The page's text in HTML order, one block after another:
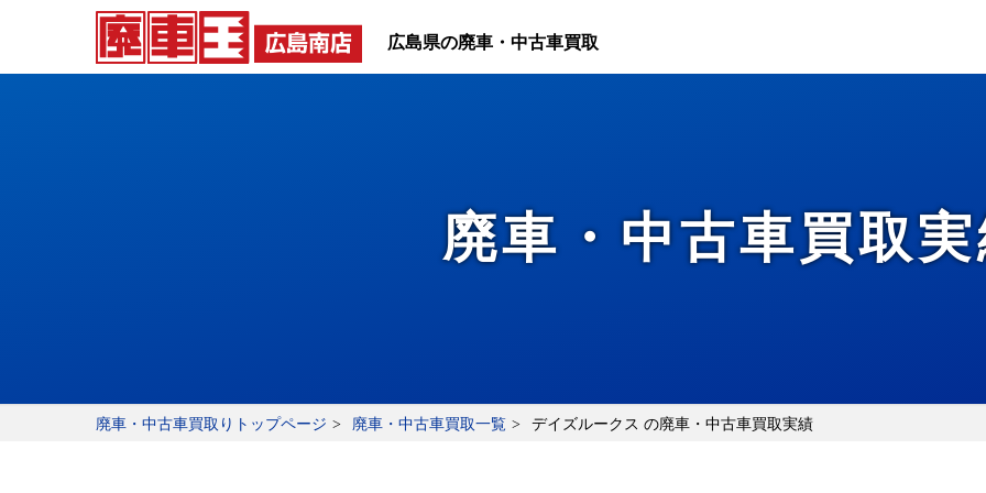
広島県の廃車・中古車買取
廃車・中古車買取
廃車・中古車買取りトップページ 廃車・中古車買取一覧 デイズルークス の廃車・中古車買取実績